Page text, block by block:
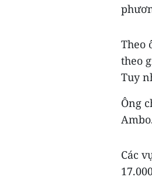
Theo
theo
Tuy
Ông
Các